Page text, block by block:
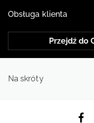
Obsługa klienta
Przejdź do
Na skróty